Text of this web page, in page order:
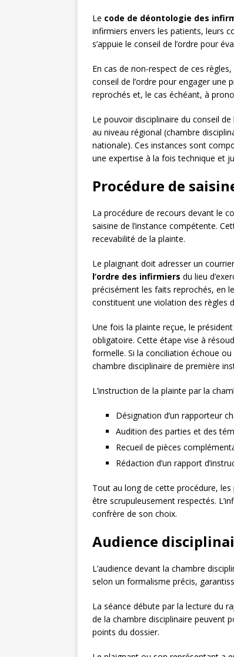
Le code de déontologie des
infirmiers envers les patients, leurs
s’appuie le conseil de l’ordre pour
En cas de non-respect de ces
conseil de l’ordre pour engager une
reprochés et, le cas échéant, à
Le pouvoir disciplinaire du conseil de
au niveau régional (chambre
nationale). Ces instances sont
une expertise à la fois technique et
Procédure de
La procédure de recours devant le
saisine de l’instance compétente.
recevabilité de la plainte.
Le plaignant doit adresser un
l’ordre des infirmiers du lieu
précisément les faits reprochés, en
constituent une violation des règles
Une fois la plainte reçue, le
obligatoire. Cette étape vise à
formelle. Si la conciliation échoue ou
chambre disciplinaire de première
L’instruction de la plainte par la
Désignation d’un rapporteur
Audition des parties et des
Recueil de pièces
Rédaction d’un rapport
Tout au long de cette procédure, les
être scrupuleusement respectés.
confrère de son choix.
Audience
L’audience devant la chambre
selon un formalisme précis,
La séance débute par la lecture du
de la chambre disciplinaire peuvent
points du dossier.